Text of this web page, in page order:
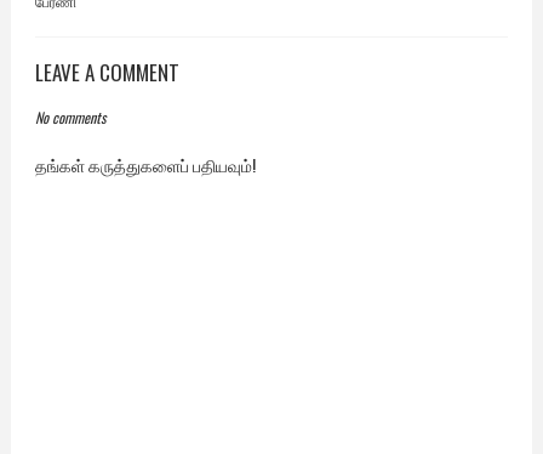
LEAVE A COMMENT
No comments
தங்கள் கருத்துகளைப் பதியவும்!